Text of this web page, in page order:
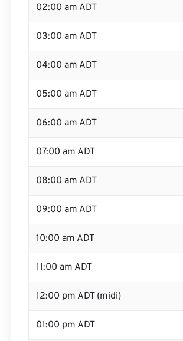
02:00 am ADT
03:00 am ADT
04:00 am ADT
05:00 am ADT
06:00 am ADT
07:00 am ADT
08:00 am ADT
09:00 am ADT
10:00 am ADT
11:00 am ADT
12:00 pm ADT (midi)
01:00 pm ADT